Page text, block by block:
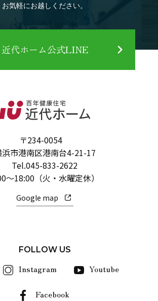
お気軽にお越しください。
近代ホーム公式LINE
〒234-0054
市港南区港南台4-21-17
Tel.045-833-2622
～18:00（火・水曜定休）
Google map
FOLLOW US
Instagram Youtube
Facebook